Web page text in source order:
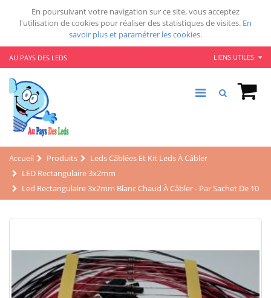
En poursuivant votre navigation sur ce site, vous acceptez
l'utilisation de cookies pour réaliser des statistiques de visites. En
savoir plus et paramétrer les cookies.
AU PAYS DES LEDS LIENS UTILES
Accueil Produits
Leds Câblées Et Kit Leds À Câbler
LED Rectangulaire 3x2mm
Led Rectangulaire 3x2mm Blanc Chaud À Câbler - Par Sachet De 10